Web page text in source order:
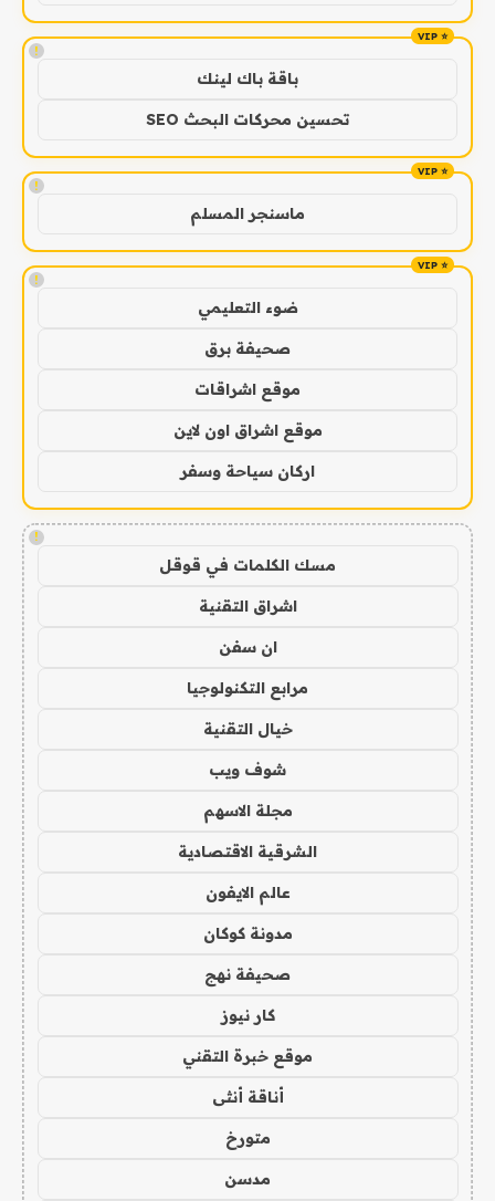
!
باقة باك لينك
تحسين محركات البحث SEO
!
ماسنجر المسلم
!
ضوء التعليمي
صحيفة برق
موقع اشراقات
موقع اشراق اون لاين
اركان سياحة وسفر
!
مسك الكلمات في قوقل
اشراق التقنية
ان سفن
مرابع التكنولوجيا
خيال التقنية
شوف ويب
مجلة الاسهم
الشرقية الاقتصادية
عالم الايفون
مدونة كوكان
صحيفة نهج
كار نيوز
موقع خبرة التقني
أناقة أنثى
متورخ
مدسن